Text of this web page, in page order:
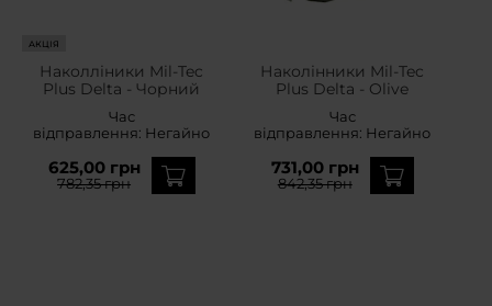
АКЦІЯ
Наколліники Mil-Tec
Plus Delta - Чорний
Час
відправлення: Негайно
625,00 грн
782,35 грн
Наколінники Mil-Tec
Plus Delta - Olive
Час
відправлення: Негайно
731,00 грн
842,35 грн